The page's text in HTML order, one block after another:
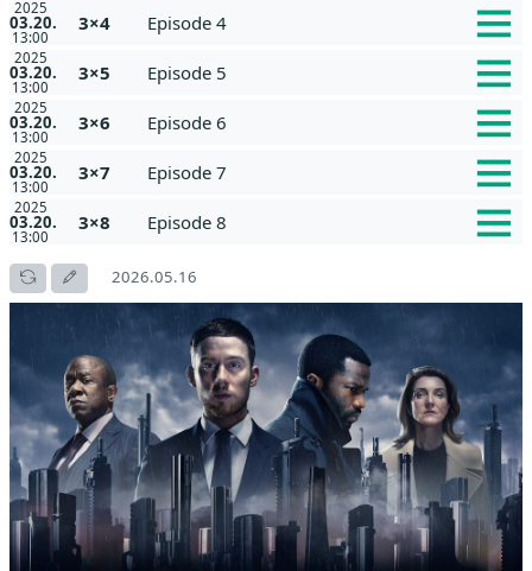
2025
03.20.
13:00
3×4 Episode 4
2025
03.20.
13:00
3×5 Episode 5
2025
03.20.
13:00
3×6 Episode 6
2025
03.20.
13:00
3×7 Episode 7
2025
03.20.
13:00
3×8 Episode 8
2026.05.16